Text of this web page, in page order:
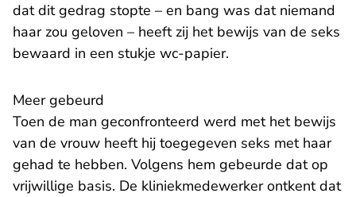
dat dit gedrag stopte – en bang was dat niemand
haar zou geloven – heeft zij het bewijs van de seks
bewaard in een stukje wc-papier.
Meer gebeurd
Toen de man geconfronteerd werd met het bewijs
van de vrouw heeft hij toegegeven seks met haar
gehad te hebben. Volgens hem gebeurde dat op
vrijwillige basis. De kliniekmedewerker ontkent dat